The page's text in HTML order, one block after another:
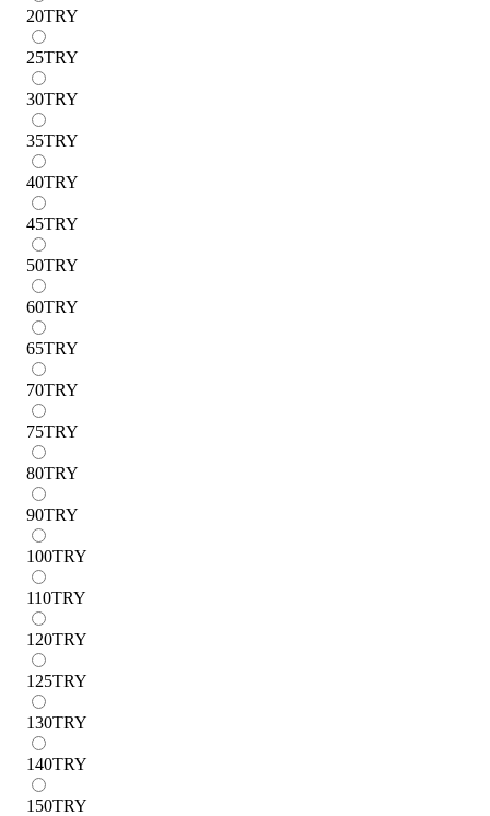
20TRY
25TRY
30TRY
35TRY
40TRY
45TRY
50TRY
60TRY
65TRY
70TRY
75TRY
80TRY
90TRY
100TRY
110TRY
120TRY
125TRY
130TRY
140TRY
150TRY